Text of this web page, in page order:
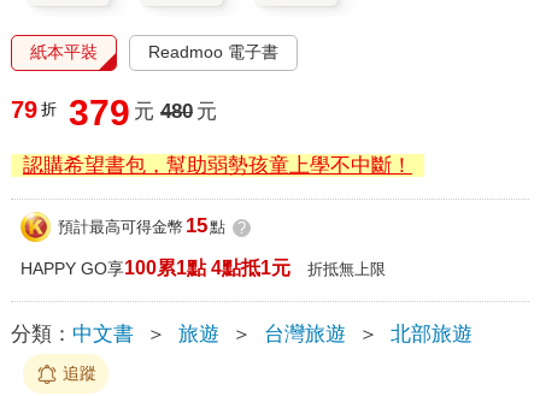
紙本平裝 Readmoo 電子書
79 折 379 元 480 元
認購希望書包，幫助弱勢孩童上學不中斷！
預計最高可得金幣 15點 ?
HAPPY GO享100累1點 4點抵1元 折抵無上限
分類： 中文書 ＞ 旅遊 ＞ 台灣旅遊 ＞ 北部旅遊
追蹤